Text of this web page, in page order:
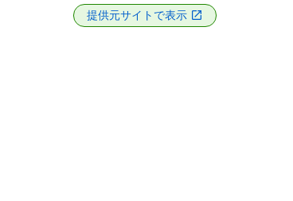
提供元サイトで表示